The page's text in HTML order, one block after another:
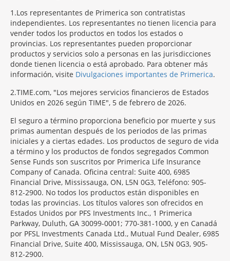
1 Los representantes de Primerica son contratistas
independientes. Los representantes no tienen licencia para
vender todos los productos en todos los estados o
provincias. Los representantes pueden proporcionar
productos y servicios solo a personas en las jurisdicciones
donde tienen licencia o está aprobado. Para obtener más
información, visite Divulgaciones importantes de Primerica.
2 TIME.com, "Los mejores servicios financieros de Estados
Unidos en 2026 según TIME", 5 de febrero de 2026.
El seguro a término proporciona beneficio por muerte y sus
primas aumentan después de los periodos de las primas
iniciales y a ciertas edades. Los productos de seguro de vida
a término y los productos de fondos segregados Common
Sense Funds son suscritos por Primerica Life Insurance
Company of Canada. Oficina central: Suite 400, 6985
Financial Drive, Mississauga, ON, L5N 0G3, Teléfono: 905-
812-2900. No todos los productos están disponibles en
todas las provincias. Los títulos valores son ofrecidos en
Estados Unidos por PFS Investments Inc., 1 Primerica
Parkway, Duluth, GA 30099-0001; 770-381-1000, y en Canadá
por PFSL Investments Canada Ltd., Mutual Fund Dealer, 6985
Financial Drive, Suite 400, Mississauga, ON, L5N 0G3, 905-
812-2900.